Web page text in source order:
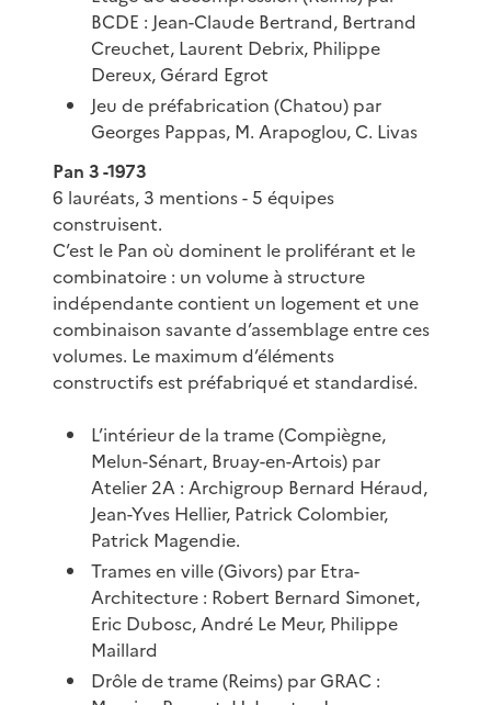
BCDE : Jean-Claude Bertrand, Bertrand
Creuchet, Laurent Debrix, Philippe
Dereux, Gérard Egrot
Jeu de préfabrication (Chatou) par
Georges Pappas, M. Arapoglou, C. Livas
Pan 3 -1973
6 lauréats, 3 mentions - 5 équipes
construisent.
C’est le Pan où dominent le proliférant et le
combinatoire : un volume à structure
indépendante contient un logement et une
combinaison savante d’assemblage entre ces
volumes. Le maximum d’éléments
constructifs est préfabriqué et standardisé.
L’intérieur de la trame (Compiègne,
Melun-Sénart, Bruay-en-Artois) par
Atelier 2A : Archigroup Bernard Héraud,
Jean-Yves Hellier, Patrick Colombier,
Patrick Magendie.
Trames en ville (Givors) par Etra-
Architecture : Robert Bernard Simonet,
Eric Dubosc, André Le Meur, Philippe
Maillard
Drôle de trame (Reims) par GRAC :